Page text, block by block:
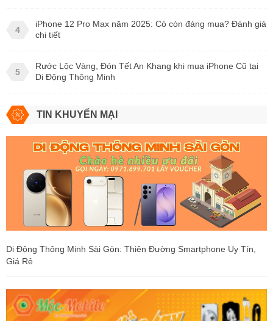
4
iPhone 12 Pro Max năm 2025: Có còn đáng mua? Đánh giá
chi tiết
5
Rước Lộc Vàng, Đón Tết An Khang khi mua iPhone Cũ tại
Di Động Thông Minh
TIN KHUYẾN MẠI
Di Động Thông Minh Sài Gòn: Thiên Đường Smartphone Uy Tín,
Giá Rẻ